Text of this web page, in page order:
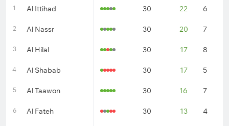
1 Al Ittihad 30 22 6
2 Al Nassr 30 20 7
3 Al Hilal 30 17 8
4 Al Shabab 30 17 5
5 Al Taawon 30 16 7
6 Al Fateh 30 13 4